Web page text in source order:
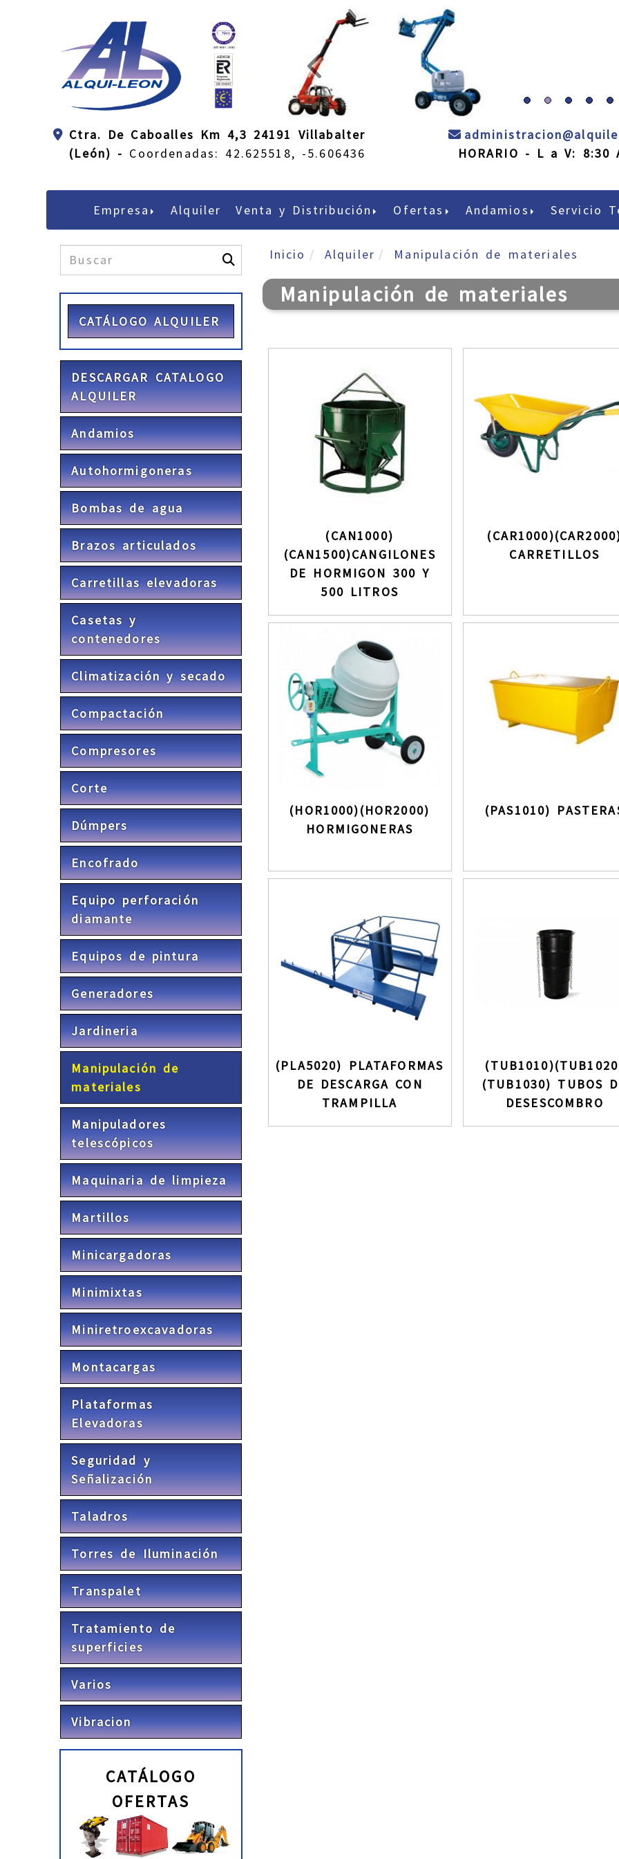
prev
Ctra. De Caboalles Km 4,3 24191 Villabalter
(León) - Coordenadas: 42.625518, -5.606436
administracion
HORARIO - L a V: 8:30
Empresa Alquiler Venta y Distribución Ofertas Andamios Servicio
CATÁLOGO ALQUILER
DESCARGAR CATALOGO
ALQUILER
Andamios
Autohormigoneras
Bombas de agua
Brazos articulados
Carretillas elevadoras
Casetas y
contenedores
Climatización y secado
Compactación
Compresores
Corte
Dúmpers
Encofrado
Equipo perforación
diamante
Equipos de pintura
Generadores
Jardineria
Manipulación de
materiales
Manipuladores
telescópicos
Maquinaria de limpieza
Martillos
Minicargadoras
Minimixtas
Miniretroexcavadoras
Montacargas
Plataformas
Elevadoras
Seguridad y
Señalización
Taladros
Torres de Iluminación
Transpalet
Tratamiento de
superficies
Varios
Vibracion
CATÁLOGO
OFERTAS
Inicio Alquiler Manipulación de materiales
Manipulación de materiales
(CAN1000)
(CAN1500)CANGILONES
DE HORMIGON 300 Y
500 LITROS
CARRETILLOS
(HOR1000)(HOR2000)
HORMIGONERAS
(PAS1010)
(PLA5020) PLATAFORMAS
DE DESCARGA CON
TRAMPILLA
(TUB1030) TUBOS
DESESCOMBRO